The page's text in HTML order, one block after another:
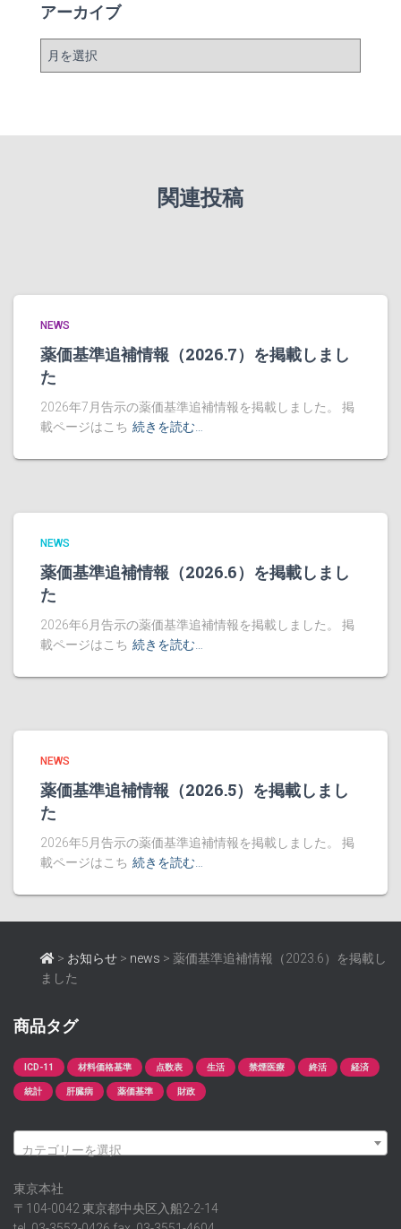
アーカイブ
ー
関連投稿
NEWS
薬価基準追補情報（2026.7）を掲載しまし
た
2026年7月告示の薬価基準追補情報を掲載しました。 掲
載ページはこち 続きを読む…
NEWS
薬価基準追補情報（2026.6）を掲載しまし
た
2026年6月告示の薬価基準追補情報を掲載しました。 掲
載ページはこち 続きを読む…
NEWS
薬価基準追補情報（2026.5）を掲載しまし
た
2026年5月告示の薬価基準追補情報を掲載しました。 掲
載ページはこち 続きを読む…
> お知らせ > news > 薬価基準追補情報（2023.6）を掲載し
ました
商品タグ
ICD-11 材料価格基準 点数表 生活 禁煙医療 終活 経済
統計 肝臓病 薬価基準 財政
カテゴリーを選択
東京本社
〒104-0042 東京都中央区入船2-2-14